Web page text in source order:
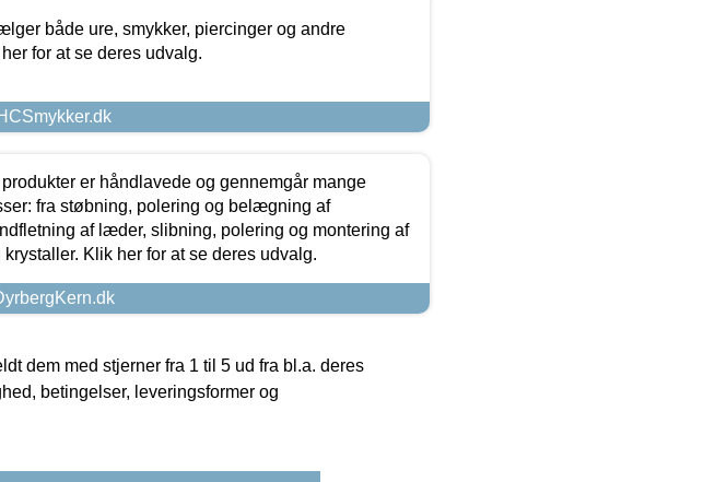
både ure, smykker, piercinger og andre
for at se deres udvalg.
er håndlavede og gennemgår mange
fra støbning, polering og belægning af
af læder, slibning, polering og montering af
Klik her for at se deres udvalg.
dem med stjerner fra 1 til 5 ud fra bl.a. deres
betingelser, leveringsformer og